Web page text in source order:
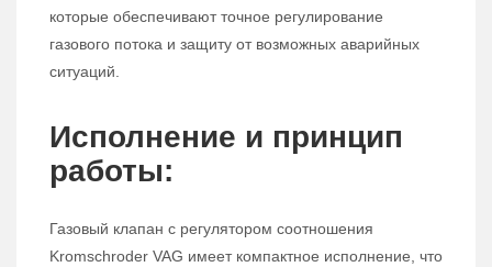
которые обеспечивают точное регулирование
газового потока и защиту от возможных аварийных
ситуаций.
Исполнение и принцип
работы:
Газовый клапан с регулятором соотношения
Kromschroder VAG имеет компактное исполнение, что